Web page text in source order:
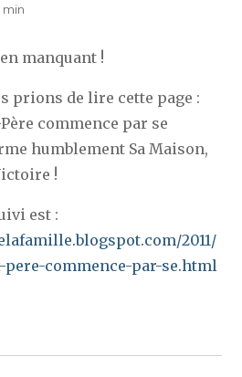
min
manquant !
prions de lire cette page :
Père commence par se
humblement Sa Maison,
!
est :
2011/
pere-commence-par-se.html